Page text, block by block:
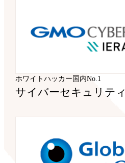
ホワイトハッカー国内No.1
サイバーセキュリティ